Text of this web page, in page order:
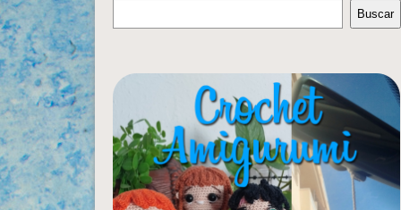
Buscar